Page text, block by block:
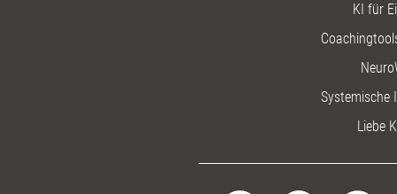
KI für
Systemische
Liebe